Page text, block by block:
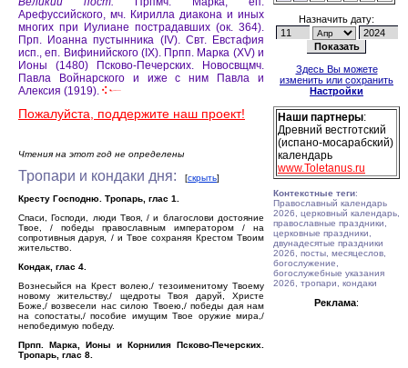
Арефуссийского, мч. Кирилла диакона и иных
многих при Иулиане пострадавших (ок. 364).
Прп. Иоанна пустынника (IV). Свт. Евстафия
исп., еп. Вифинийского (IX). Прпп. Марка (XV) и
Ионы (1480) Псково-Печерских.
Новосвщмч.
Павла Войнарского и иже с ним Павла и
Алексия (1919).
Пожалуйста, поддержите наш проект!
Чтения на этот год не определены
Тропари и кондаки дня: [скрыть]
Кресту Господню. Тропарь, глас 1.
Спаси, Господи, люди Твоя, / и благослови достояние
Твое, / победы православным императором / на
сопротивныя даруя, / и Твое сохраняя Крестом Твоим
жительство.
Кондак, глас 4.
Вознесыйся на Крест волею,/ тезоименитому Твоему
новому жительству,/ щедроты Твоя даруй, Христе
Боже,/ возвесели нас силою Твоею,/ победы дая нам
на сопостаты,/ пособие имущим Твое оружие мира,/
непобедимую победу.
Прпп. Марка, Ионы и Корнилия Псково-Печерских.
Тропарь, глас 8.
Назначить дату:
Здесь Вы можете
изменить или сохранить
Настройки
Наши партнеры:
Древний вестготский
(испано-мосарабский)
календарь
www.Toletanus.ru
Контекстные теги:
Православный календарь
2026, церковный календарь,
православные праздники,
церковные праздники,
двунадесятые праздники
2026, посты, месяцеслов,
богослужение,
богослужебные указания
2026, тропари, кондаки
Реклама: